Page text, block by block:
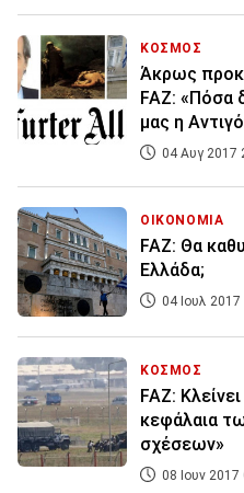
ΚΟΣΜΟΣ
Άκρως
FAZ: «Πόσα
μας η
04 Αυγ 2017
ΟΙΚΟΝΟΜΙΑ
FAZ: Θα
Ελλάδα;
04 Ιουλ 2017
ΚΟΣΜΟΣ
FAZ:
κεφάλαια
σχέσεων»
08 Ιουν 2017